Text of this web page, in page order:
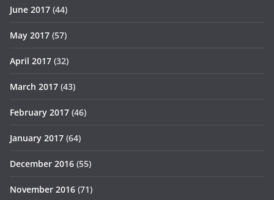
June 2017 (44)
May 2017 (57)
April 2017 (32)
March 2017 (43)
February 2017 (46)
January 2017 (64)
December 2016 (55)
November 2016 (71)